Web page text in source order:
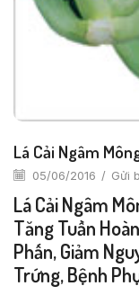
Lá Cải Ngâm
05/06/2016 / Gửi
Lá Cải Ngâm
Tăng Tuần
Phấn, Giảm
Trứng, Bệnh